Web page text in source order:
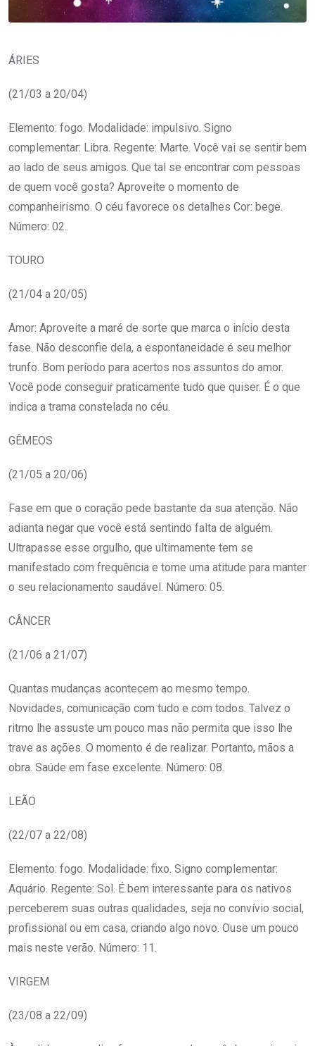
ÁRIES
(21/03 a 20/04)
Elemento: fogo. Modalidade: impulsivo. Signo
complementar: Libra. Regente: Marte. Você vai se sentir bem
ao lado de seus amigos. Que tal se encontrar com pessoas
de quem você gosta? Aproveite o momento de
companheirismo. O céu favorece os detalhes Cor: bege.
Número: 02.
TOURO
(21/04 a 20/05)
Amor: Aproveite a maré de sorte que marca o início desta
fase. Não desconfie dela, a espontaneidade é seu melhor
trunfo. Bom período para acertos nos assuntos do amor.
Você pode conseguir praticamente tudo que quiser. É o que
indica a trama constelada no céu.
GÊMEOS
(21/05 a 20/06)
Fase em que o coração pede bastante da sua atenção. Não
adianta negar que você está sentindo falta de alguém.
Ultrapasse esse orgulho, que ultimamente tem se
manifestado com frequência e tome uma atitude para manter
o seu relacionamento saudável. Número: 05.
CÂNCER
(21/06 a 21/07)
Quantas mudanças acontecem ao mesmo tempo.
Novidades, comunicação com tudo e com todos. Talvez o
ritmo lhe assuste um pouco mas não permita que isso lhe
trave as ações. O momento é de realizar. Portanto, mãos a
obra. Saúde em fase excelente. Número: 08.
LEÃO
(22/07 a 22/08)
Elemento: fogo. Modalidade: fixo. Signo complementar:
Aquário. Regente: Sol. É bem interessante para os nativos
perceberem suas outras qualidades, seja no convívio social,
profissional ou em casa, criando algo novo. Ouse um pouco
mais neste verão. Número: 11.
VIRGEM
(23/08 a 22/09)